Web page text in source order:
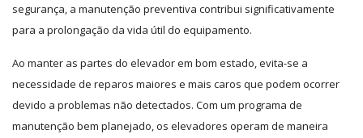
segurança, a manutenção preventiva contribui significativamente
para a prolongação da vida útil do equipamento.
Ao manter as partes do elevador em bom estado, evita-se a
necessidade de reparos maiores e mais caros que podem ocorrer
devido a problemas não detectados. Com um programa de
manutenção bem planejado, os elevadores operam de maneira